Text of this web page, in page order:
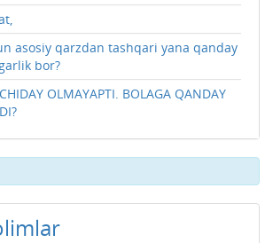
asosiy qarzdan tashqari yana qanday
bor?
OLMAYAPTI. BOLAGA QANDAY